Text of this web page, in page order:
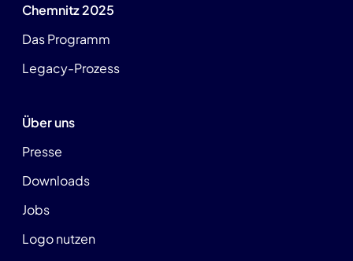
Chemnitz 2025
Das Programm
Legacy-Prozess
Über uns
Presse
Downloads
Jobs
Logo nutzen